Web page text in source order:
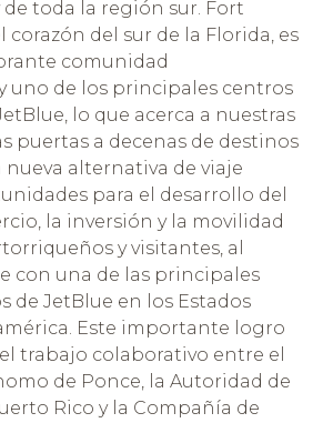
de toda la región sur. Fort
corazón del sur de la Florida, es
comunidad
uno de los principales centros
lo que acerca a nuestras
puertas a decenas de destinos
nueva alternativa de viaje
para el desarrollo del
la inversión y la movilidad
y visitantes, al
con una de las principales
de JetBlue en los Estados
Este importante logro
trabajo colaborativo entre el
de Ponce, la Autoridad de
Rico y la Compañía de